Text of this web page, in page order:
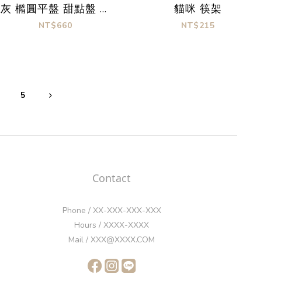
灰 橢圓平盤 甜點盤 麵
包盤
NT$660
貓咪 筷架
NT$215
5
Contact
Phone / XX-XXX-XXX-XXX
Hours / XXXX-XXXX
Mail / XXX@XXXX.COM